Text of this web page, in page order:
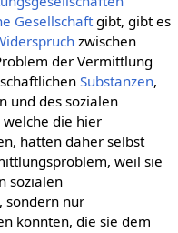
Gesellschaftgibt, gibt es
zwischen
der Vermittlung
Substanzen,
und des sozialen
welche die hier
hatten daher selbst
weil sie
sozialen
sondern nur
konnten, die sie dem